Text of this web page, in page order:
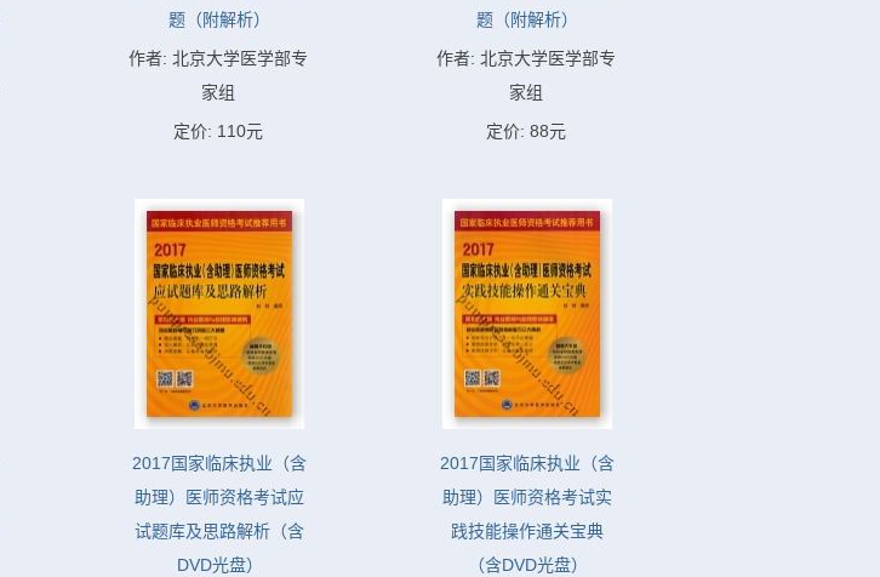
题（附解析）
作者: 北京大学医学部专
家组
定价: 110元
题（附解析）
作者: 北京大学医学部专
家组
定价: 88元
2017国家临床执业（含
助理）医师资格考试应
试题库及思路解析（含
DVD光盘）
2017国家临床执业（含
助理）医师资格考试实
践技能操作通关宝典
（含DVD光盘）